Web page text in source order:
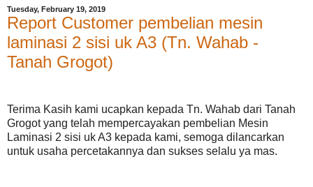
Tuesday, February 19, 2019
Report Customer pembelian mesin
laminasi 2 sisi uk A3 (Tn. Wahab -
Tanah Grogot)
Terima Kasih kami ucapkan kepada Tn. Wahab dari Tanah
Grogot yang telah mempercayakan pembelian Mesin
Laminasi 2 sisi uk A3 kepada kami, semoga dilancarkan
untuk usaha percetakannya dan sukses selalu ya mas.